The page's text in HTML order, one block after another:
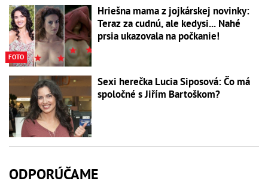
FOTO
Hriešna mama z jojkárskej novinky:
Teraz za cudnú, ale kedysi... Nahé
prsia ukazovala na počkanie!
Sexi herečka Lucia Siposová: Čo má
spoločné s Jiřím Bartoškom?
ODPORÚČAME